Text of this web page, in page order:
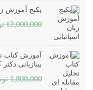
پکیج آموزش
12,000,000
آموزش کتاب
بینازبانی
1,800,000